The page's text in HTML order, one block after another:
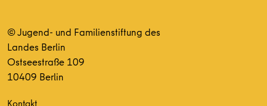
© Jugend- und Familienstiftung des
Landes Berlin
Ostseestraße 109
10409 Berlin
Kontakt